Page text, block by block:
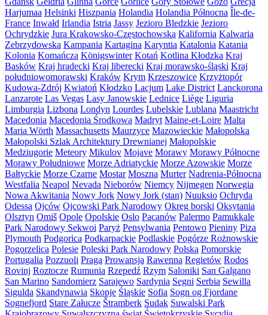
Harjumaa Helsinki Hiszpania Holandia Holandia Północna Île-de-
France Inwałd Irlandia Istria Jassy Jezioro Bledzkie Jezioro
Ochrydzkie Jura Krakowsko-Częstochowska Kalifornia Kalwaria
Zebrzydowska Kampania Kartagina Karyntia Katalonia Katania
Kolonia Komańcza Königswinter Kotań Kotlina Kłodzka Kraj
Basków Kraj hradecki Kraj liberecki Kraj morawsko-śląski Kraj
południowomorawski Kraków Krym Krzeszowice Krzyżtopór
Kudowa-Zdrój Kwiatoń Kłodzko Lacjum Lake District Lanckorona
Lanzarote Las Vegas Lasy Janowskie Lednice Liège Liguria
Limburgia Lizbona Londyn Lourdes Lubelskie Lublana Maastricht
Macedonia Macedonia Środkowa Madryt Maine-et-Loire Malta
Maria Wörth Massachusetts Maurzyce Mazowieckie Małopolska
Małopolski Szlak Architektury Drewnianej Małopolskie
Medziugorie Meteory Mikulov Mojave Morawy Morawy Północne
Morawy Południowe Morze Adriatyckie Morze Azowskie Morze
Bałtyckie Morze Czarne Mostar Moszna Murter Nadrenia-Północna
Westfalia Neapol Nevada Nieborów Niemcy Nijmegen Norwegia
Nowa Akwitania Nowy Jork Nowy Jork (stan) Nuuksio Ochryda
Odessa Ojców Ojcowski Park Narodowy Okręg borski Oksytania
Olsztyn Omiš Opole Opolskie Oslo Pacanów Palermo Pamukkale
Park Narodowy Sekwoi Paryż Pensylwania Pentowo Pieniny Piza
Plymouth Podgorica Podkarpackie Podlaskie Pogórze Rożnowskie
Pogorzelica Polesie Poleski Park Narodowy Polska Pomorskie
Portugalia Pozzuoli Praga Prowansja Rawenna Regietów Rodos
Rovinj Roztocze Rumunia Rzepedź Rzym Saloniki San Galgano
San Marino Sandomierz Sarajewo Sardynia Segni Serbia Sewilla
Sigulda Skandynawia Skopje Śląskie Sofia Sogn og Fjordane
Sognefjord Stare Załucze Štramberk Sudak Suwalski Park